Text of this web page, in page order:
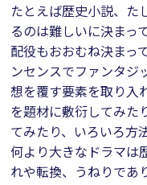
たとえば歴史小説、た
るのは難しいに決まっ
配役もおおむね決まっ
ンセンスでファンタジ
想を覆す要素を取り入
を題材に敷衍してみた
てみたり、いろいろ方
何より大きなドラマは
れや転換、うねりであ